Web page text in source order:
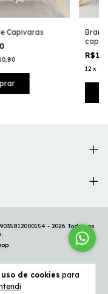
de cookies para
Capivaras
12 x
- 2026. Todos os